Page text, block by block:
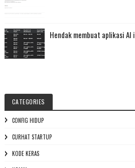
Hendak membuat aplikasi
CATEGORIES
CONFIG HIDUP
CURHAT STARTUP
KODE KERAS